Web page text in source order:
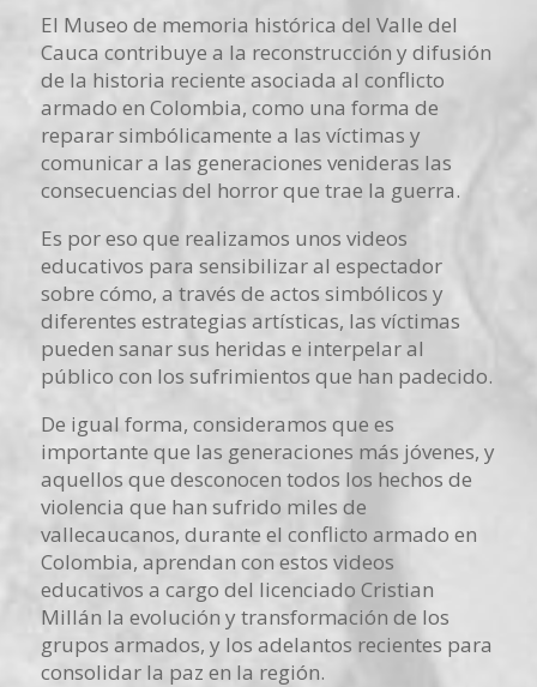
El Museo de memoria histórica del Valle del
Cauca contribuye a la reconstrucción y difusión
de la historia reciente asociada al conflicto
armado en Colombia, como una forma de
reparar simbólicamente a las víctimas y
comunicar a las generaciones venideras las
consecuencias del horror que trae la guerra.
Es por eso que realizamos unos videos
educativos para sensibilizar al espectador
sobre cómo, a través de actos simbólicos y
diferentes estrategias artísticas, las víctimas
pueden sanar sus heridas e interpelar al
público con los sufrimientos que han padecido.
De igual forma, consideramos que es
importante que las generaciones más jóvenes, y
aquellos que desconocen todos los hechos de
violencia que han sufrido miles de
vallecaucanos, durante el conflicto armado en
Colombia, aprendan con estos videos
educativos a cargo del licenciado Cristian
Millán la evolución y transformación de los
grupos armados, y los adelantos recientes para
consolidar la paz en la región.